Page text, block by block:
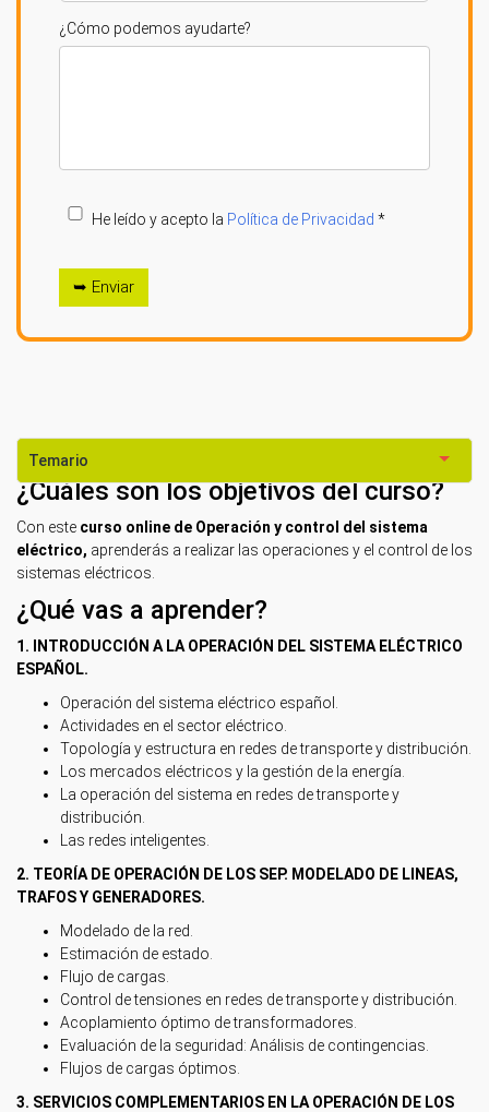
¿Cómo podemos ayudarte?
He leído y acepto la Política de Privacidad *
➥ Enviar
Temario
¿Cuáles son los objetivos del curso?
Con este curso online de Operación y control del sistema
eléctrico, aprenderás a realizar las operaciones y el control de los
sistemas eléctricos.
¿Qué vas a aprender?
1. INTRODUCCIÓN A LA OPERACIÓN DEL SISTEMA ELÉCTRICO
ESPAÑOL.
Operación del sistema eléctrico español.
Actividades en el sector eléctrico.
Topología y estructura en redes de transporte y distribución.
Los mercados eléctricos y la gestión de la energía.
La operación del sistema en redes de transporte y
distribución.
Las redes inteligentes.
2. TEORÍA DE OPERACIÓN DE LOS SEP. MODELADO DE LINEAS,
TRAFOS Y GENERADORES.
Modelado de la red.
Estimación de estado.
Flujo de cargas.
Control de tensiones en redes de transporte y distribución.
Acoplamiento óptimo de transformadores.
Evaluación de la seguridad: Análisis de contingencias.
Flujos de cargas óptimos.
3. SERVICIOS COMPLEMENTARIOS EN LA OPERACIÓN DE LOS